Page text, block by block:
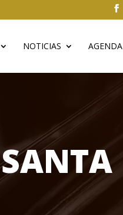
NOTICIAS AGENDA